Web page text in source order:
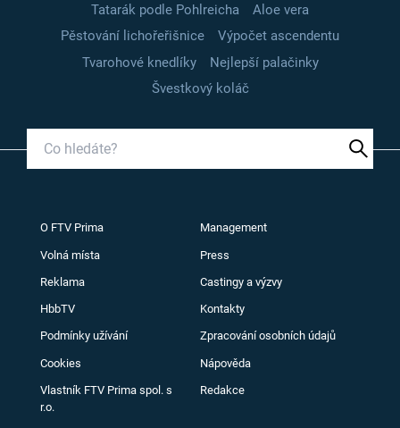
Tatarák podle Pohlreicha
Aloe vera
Pěstování lichořeřišnice
Výpočet ascendentu
Tvarohové knedlíky
Nejlepší palačinky
Švestkový koláč
O FTV Prima Management
Volná místa Press
Reklama Castingy a výzvy
HbbTV Kontakty
Podmínky užívání Zpracování osobních údajů
Cookies Nápověda
Vlastník FTV Prima spol. s
r.o.
Redakce